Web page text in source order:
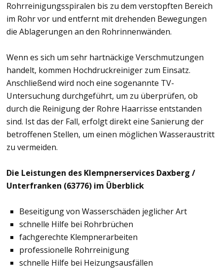
Rohrreinigungsspiralen bis zu dem verstopften Bereich
im Rohr vor und entfernt mit drehenden Bewegungen
die Ablagerungen an den Rohrinnenwänden.
Wenn es sich um sehr hartnäckige Verschmutzungen
handelt, kommen Hochdruckreiniger zum Einsatz.
Anschließend wird noch eine sogenannte TV-
Untersuchung durchgeführt, um zu überprüfen, ob
durch die Reinigung der Rohre Haarrisse entstanden
sind. Ist das der Fall, erfolgt direkt eine Sanierung der
betroffenen Stellen, um einen möglichen Wasseraustritt
zu vermeiden.
Die Leistungen des Klempnerservices Daxberg /
Unterfranken (63776) im Überblick
Beseitigung von Wasserschäden jeglicher Art
schnelle Hilfe bei Rohrbrüchen
fachgerechte Klempnerarbeiten
professionelle Rohrreinigung
schnelle Hilfe bei Heizungsausfällen